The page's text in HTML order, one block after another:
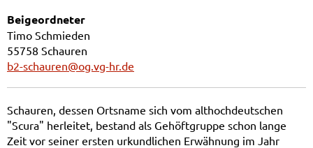
Beigeordneter
Timo Schmieden
55758 Schauren
b2-schauren@og.vg-hr.de
Schauren, dessen Ortsname sich vom althochdeutschen
"Scura" herleitet, bestand als Gehöftgruppe schon lange
Zeit vor seiner ersten urkundlichen Erwähnung im Jahr